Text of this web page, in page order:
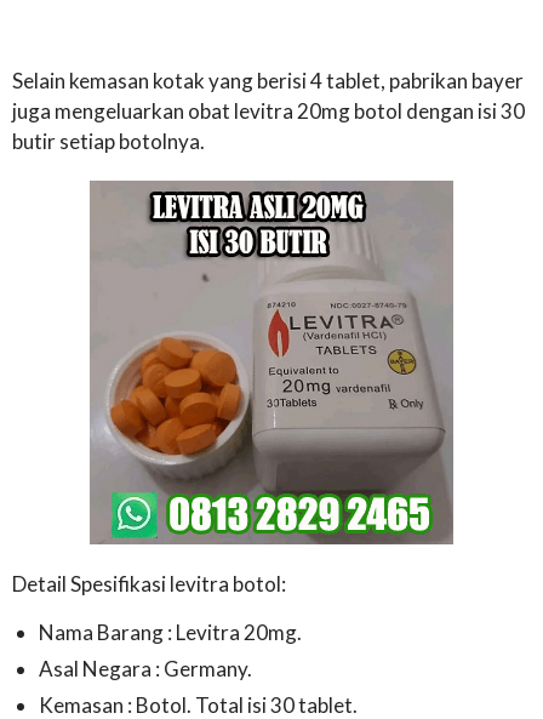
Selain kemasan kotak yang berisi 4 tablet, pabrikan bayer
juga mengeluarkan obat levitra 20mg botol dengan isi 30
butir setiap botolnya.
Detail Spesifikasi levitra botol:
Nama Barang : Levitra 20mg.
Asal Negara : Germany.
Kemasan : Botol. Total isi 30 tablet.